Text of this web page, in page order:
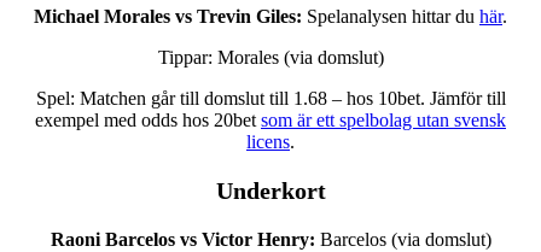
Michael Morales vs Trevin Giles: Spelanalysen hittar du här.
Tippar: Morales (via domslut)
Spel: Matchen går till domslut till 1.68 – hos 10bet. Jämför till
exempel med odds hos 20bet som är ett spelbolag utan svensk
licens.
Underkort
Raoni Barcelos vs Victor Henry: Barcelos (via domslut)